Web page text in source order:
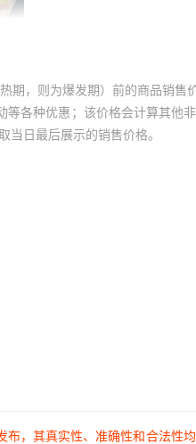
期，则为爆发期）前的商品销售
等各种优惠；该价格会计算其他
日最后展示的销售价格。
，其真实性、准确性和合法性